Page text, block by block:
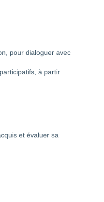
pour dialoguer avec
à partir
et évaluer sa